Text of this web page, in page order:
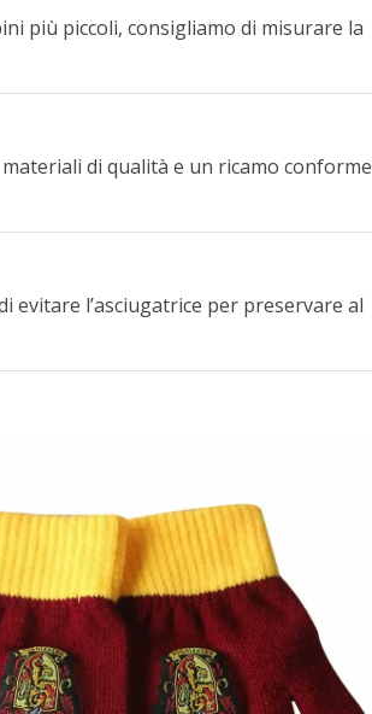
più piccoli, consigliamo di misurare la
di qualità e un ricamo conforme
evitare l’asciugatrice per preservare al